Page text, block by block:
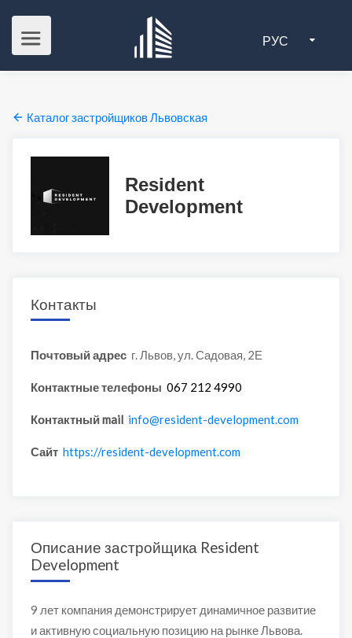
РУС
Каталог застройщиков Львовская
Resident
Development
Контакты
Почтовый адрес г. Львов, ул. Садовая, 2Е
Контактные телефоны 067 212 4990
Контактный mail info@resident-development.com
Сайт https://resident-development.com
Описание застройщика Resident
Development
9 лет компания демонстрирует динамичное развитие
и активную социальную позицию на рынке Львова.